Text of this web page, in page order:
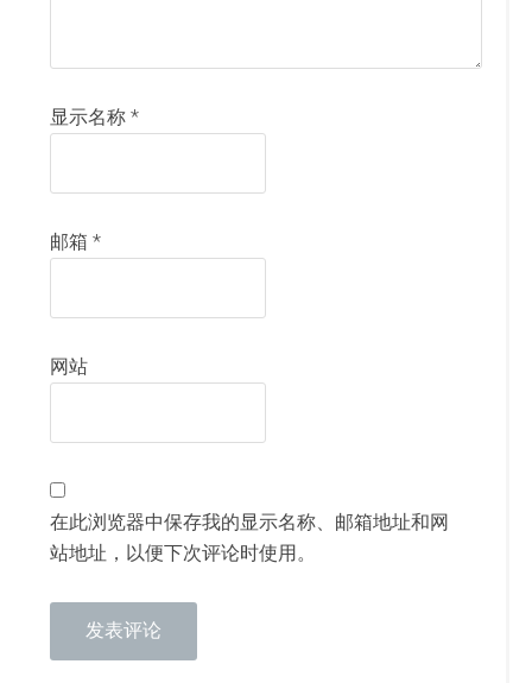
显示名称*
邮箱*
网站
在此浏览器中保存我的显示名称、邮箱地址和网
站地址，以便下次评论时使用。